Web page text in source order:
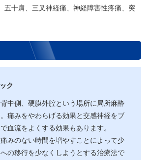
五十肩、三叉神経痛、神経障害性疼痛、突
ク
中側、硬膜外腔という場所に局所麻酔
痛みをやわらげる効果と交感神経をブ
血流をよくする効果もあります。
みのない時間を増やすことによって少
の移行を少なくしようとする治療法で